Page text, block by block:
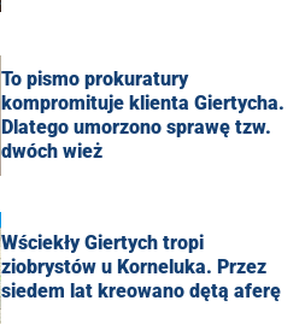
To pismo prokuratury
kompromituje klienta Giertycha.
Dlatego umorzono sprawę tzw.
dwóch wież
Wściekły Giertych tropi
ziobrystów u Korneluka. Przez
siedem lat kreowano dętą aferę